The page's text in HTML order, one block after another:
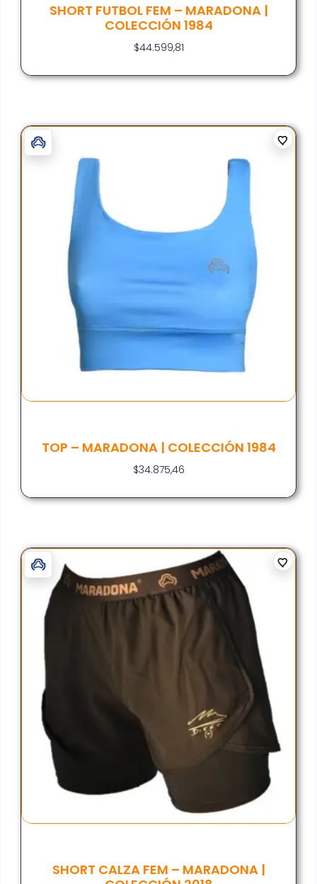
SHORT FUTBOL FEM – MARADONA |
COLECCIÓN 1984
$44.599,81
TOP – MARADONA | COLECCIÓN 1984
$34.875,46
SHORT CALZA FEM – MARADONA |